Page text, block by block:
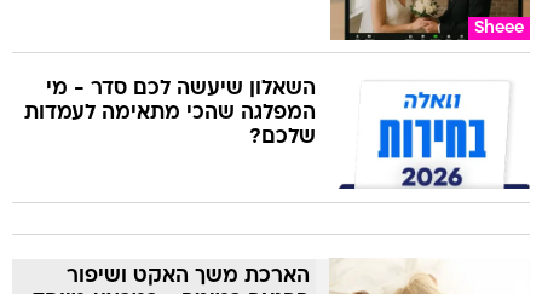
Sheee
השאלון שיעשה לכם סדר - מי
המפלגה שהכי מתאימה לעמדות
שלכם?
הארכת משך האקט ושיפור